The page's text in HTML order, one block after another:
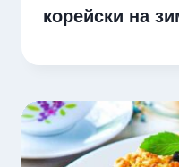
корейски на